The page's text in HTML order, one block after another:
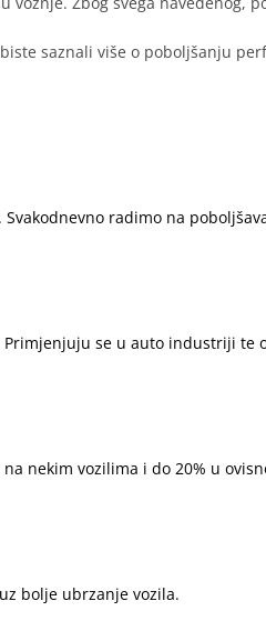
saznali više o poboljšanju
radimo na
Primjenjuju se u auto industriji
nekim vozilima i do 20% u
bolje ubrzanje vozila.